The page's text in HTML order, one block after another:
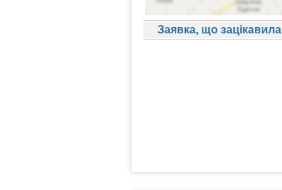
Заявка, що зацікавила